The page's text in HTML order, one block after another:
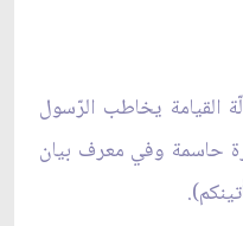
القيامة يخاطب الرّسول
حاسمة وفي معرف بيان